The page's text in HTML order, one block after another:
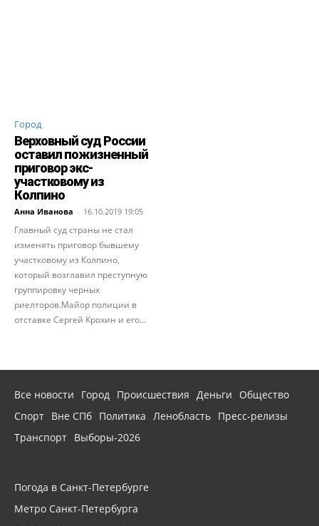
Город
Верховный суд России
оставил пожизненный
приговор экс-
участковому из
Колпино
Анна Иванова - 16.10.2019 19:05
Главный суд страны не стал
изменять приговор бывшему
участковому из Колпино,
который возглавил преступную
группировку черных
риелторов.Майор полиции в
отставке Сергей Крохин и его...
Все новости Город Происшествия Деньги
Общество
Спорт Вне СПб Политика Ленобласть Пресс-релизы
Транспорт Выборы-2026
Погода в Санкт-Петербурге
Метро Санкт-Петербурга